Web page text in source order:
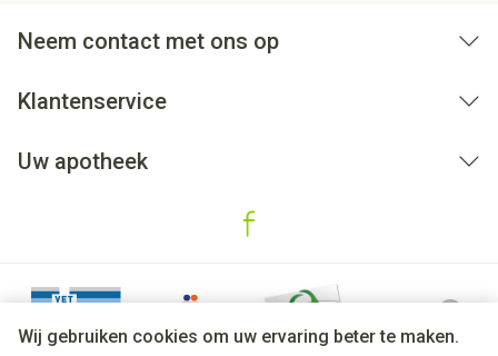
Wij gebruiken cookies om uw ervaring beter te maken.
Neem contact met ons op
Klantenservice
Uw apotheek